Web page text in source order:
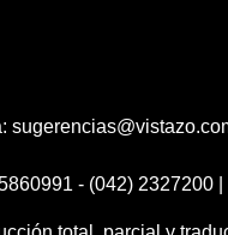
- (042) 2327200